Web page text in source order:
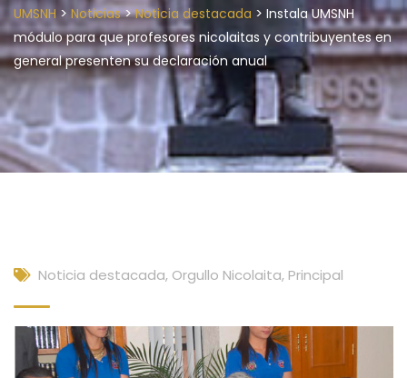
UMSNH > Noticias>Noticia destacada > Instala UMSNH
módulo para que profesores nicolaitas y contribuyentes en
general presenten su declaración anual
Noticia destacada, Orgullo Nicolaita, Principal